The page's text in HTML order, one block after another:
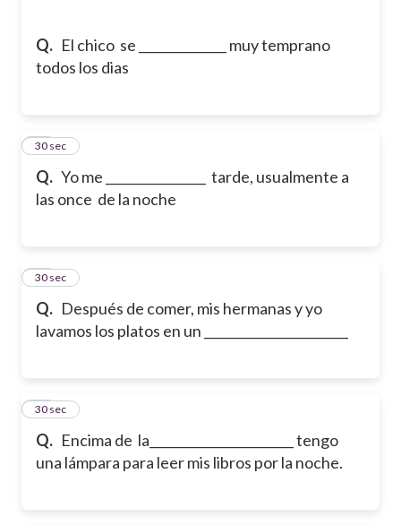
Q. El chico se ______________ muy temprano
todos los dias
Q. Yo me ________________ tarde, usualmente a
las once de la noche
12
30 sec
Q. Después de comer, mis hermanas y yo
lavamos los platos en un _______________________
13
30 sec
Q. Encima de la_______________________ tengo
una lámpara para leer mis libros por la noche.
14
30 sec